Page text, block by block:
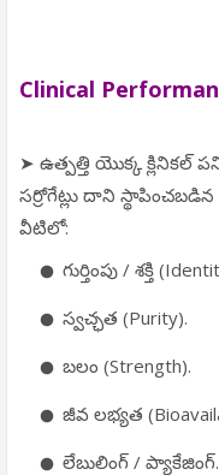
Clinical
➤ ఉత్పత్తి యొక్క క్లినికల్
సర్రోగేట్లు దాని
వీటిలో:
గుర్తింపు / శక్తి
స్వచ్ఛత (Purity).
బలం (Strength).
జీవ లభ్యత
లేబులింగ్ / ప్యాకేజింగ్.